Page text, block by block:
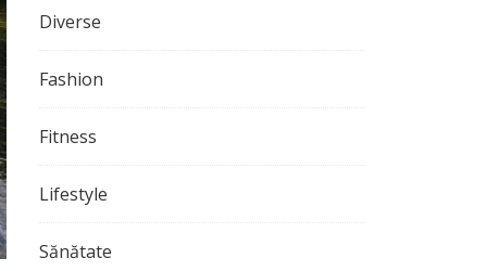
Diverse
Fashion
Fitness
Lifestyle
Sănătate